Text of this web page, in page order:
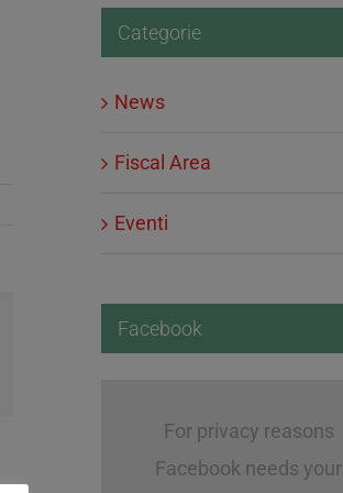
Categorie
News
Fiscal Area
Eventi
Facebook
For privacy reasons
Facebook needs your